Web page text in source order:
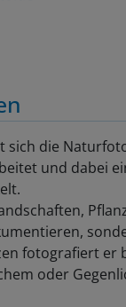
sich die
und dabei
fotografiert er
oder